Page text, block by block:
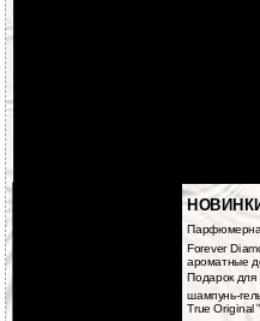
Forever
ароматные
Подарок для
шампунь-
True Original